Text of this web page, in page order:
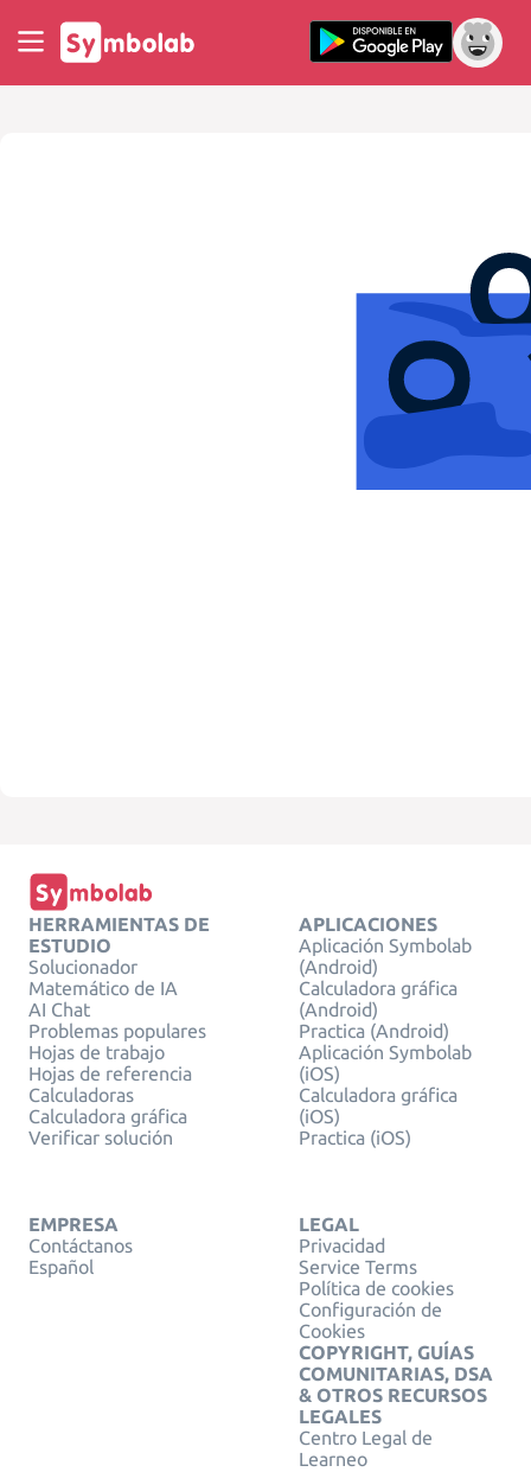
HERRAMIENTAS DE
ESTUDIO
Solucionador
Matemático de IA
AI Chat
Problemas populares
Hojas de trabajo
Hojas de referencia
Calculadoras
Calculadora gráfica
Verificar solución
APLICACIONES
Aplicación Symbolab
(Android)
Calculadora gráfica
(Android)
Practica (Android)
Aplicación Symbolab
(iOS)
Calculadora gráfica
(iOS)
Practica (iOS)
EMPRESA
Contáctanos
Español
LEGAL
Privacidad
Service Terms
Política de cookies
Configuración de
Cookies
COPYRIGHT, GUÍAS
COMUNITARIAS, DSA
& OTROS RECURSOS
LEGALES
Centro Legal de
Learneo